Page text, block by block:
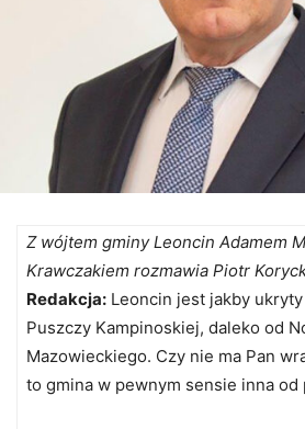
Z wójtem gminy Leoncin Adamem
Krawczakiem rozmawia Piotr
Redakcja: Leoncin jest jakby
Puszczy Kampinoskiej, daleko od
Mazowieckiego. Czy nie ma Pan
to gmina w pewnym sensie inna od